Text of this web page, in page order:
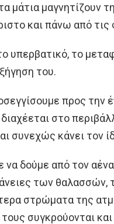
μάτια μαγνητίζουν
και πάνω από τις
υπερβατικό, το
του.
προς την
στο
συνεχώς κάνει τον
να δούμε από τον
των
στρώματα της
συγκρούονται